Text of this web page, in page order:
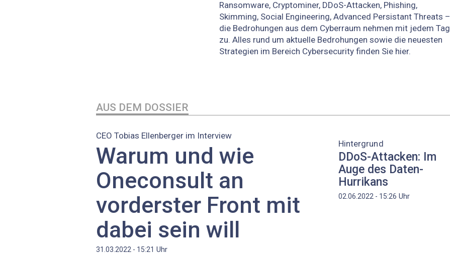
Ransomware, Cryptominer, DDoS-Attacken, Phishing,
Skimming, Social Engineering, Advanced Persistant Threats –
die Bedrohungen aus dem Cyberraum nehmen mit jedem Tag
zu. Alles rund um aktuelle Bedrohungen sowie die neuesten
Strategien im Bereich Cybersecurity finden Sie hier.
AUS DEM DOSSIER
CEO Tobias Ellenberger im Interview
Warum und wie
Oneconsult an
vorderster Front mit
dabei sein will
31.03.2022 - 15:21 Uhr
Hintergrund
DDoS-Attacken: Im
Auge des Daten-
Hurrikans
02.06.2022 - 15:26 Uhr